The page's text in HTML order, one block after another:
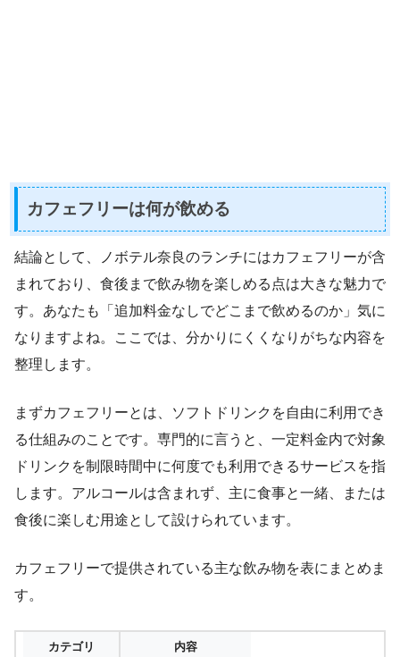
カフェフリーは何が飲める
結論として、ノボテル奈良のランチにはカフェフリーが含
まれており、食後まで飲み物を楽しめる点は大きな魅力で
す。あなたも「追加料金なしでどこまで飲めるのか」気に
なりますよね。ここでは、分かりにくくなりがちな内容を
整理します。
まずカフェフリーとは、ソフトドリンクを自由に利用でき
る仕組みのことです。専門的に言うと、一定料金内で対象
ドリンクを制限時間中に何度でも利用できるサービスを指
します。アルコールは含まれず、主に食事と一緒、または
食後に楽しむ用途として設けられています。
カフェフリーで提供されている主な飲み物を表にまとめま
す。
カテゴリ 内容